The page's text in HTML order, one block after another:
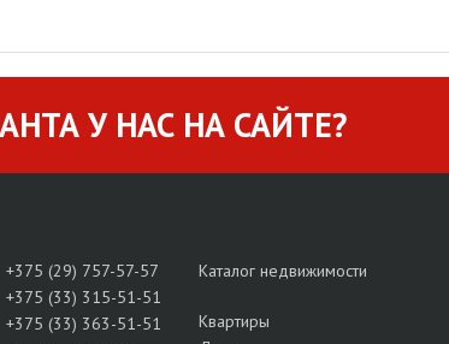
У НАС НА САЙТЕ?
+375 (29) 757-57-57
+375 (33) 315-51-51
+375 (33) 363-51-51
Каталог недвижимости
Квартиры